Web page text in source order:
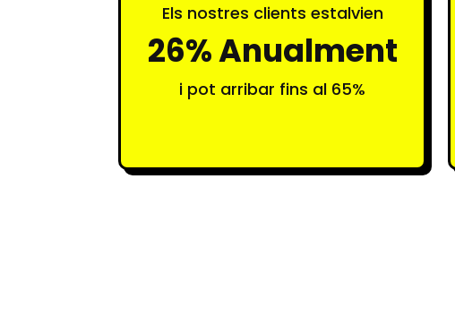
Els nostres clients estalvien
26% Anualment
i pot arribar fins al 65%